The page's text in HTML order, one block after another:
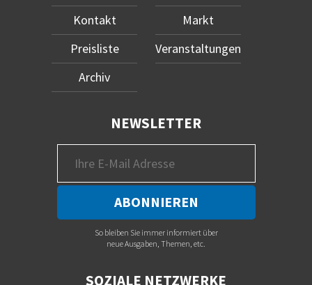
Kontakt
Preisliste
Archiv
Markt
Veranstaltungen
NEWSLETTER
So bleiben Sie immer informiert über
neue Ausgaben, Themen, etc.
SOZIALE NETZWERKE